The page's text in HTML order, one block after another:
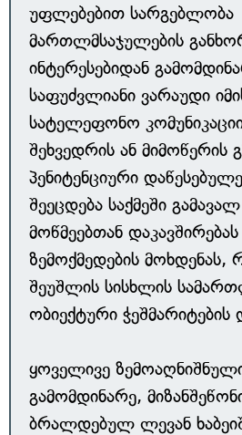
უფლებებით სარგებლობა
მართლმსაჯულების
ინტერესებიდან
საფუძვლიანი ვარაუდი
სატელეფონო
შეხვედრის ან მიმოწერის
პენიტენციური
შეეცდება საქმეში
მოწმეებთან
ზემოქმედების მოხდენას,
შეუშლის სისხლის
ობიექტური ჭეშმარიტების
ყოველივე
გამომდინარე,
ბრალდებულ ლევან